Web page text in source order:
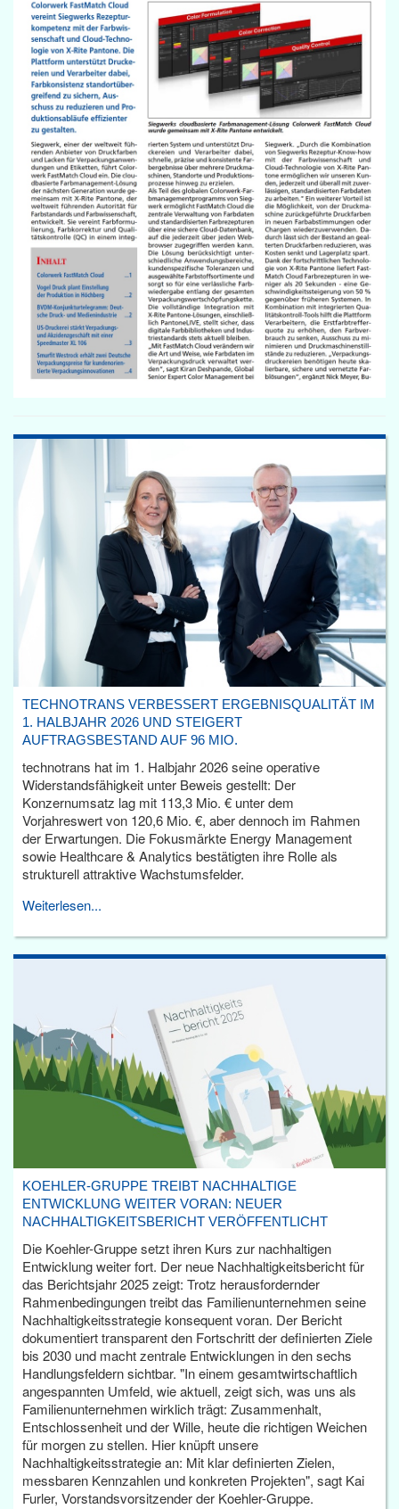
TECHNOTRANS VERBESSERT ERGEBNISQUALITÄT IM
1. HALBJAHR 2026 UND STEIGERT
AUFTRAGSBESTAND AUF 96 MIO.
technotrans hat im 1. Halbjahr 2026 seine operative
Widerstandsfähigkeit unter Beweis gestellt: Der
Konzernumsatz lag mit 113,3 Mio. € unter dem
Vorjahreswert von 120,6 Mio. €, aber dennoch im Rahmen
der Erwartungen. Die Fokusmärkte Energy Management
sowie Healthcare & Analytics bestätigten ihre Rolle als
strukturell attraktive Wachstumsfelder.
Weiterlesen...
KOEHLER-GRUPPE TREIBT NACHHALTIGE
ENTWICKLUNG WEITER VORAN: NEUER
NACHHALTIGKEITSBERICHT VERÖFFENTLICHT
Die Koehler-Gruppe setzt ihren Kurs zur nachhaltigen
Entwicklung weiter fort. Der neue Nachhaltigkeitsbericht für
das Berichtsjahr 2025 zeigt: Trotz herausfordernder
Rahmenbedingungen treibt das Familienunternehmen seine
Nachhaltigkeitsstrategie konsequent voran. Der Bericht
dokumentiert transparent den Fortschritt der definierten Ziele
bis 2030 und macht zentrale Entwicklungen in den sechs
Handlungsfeldern sichtbar. "In einem gesamtwirtschaftlich
angespannten Umfeld, wie aktuell, zeigt sich, was uns als
Familienunternehmen wirklich trägt: Zusammenhalt,
Entschlossenheit und der Wille, heute die richtigen Weichen
für morgen zu stellen. Hier knüpft unsere
Nachhaltigkeitsstrategie an: Mit klar definierten Zielen,
messbaren Kennzahlen und konkreten Projekten", sagt Kai
Furler, Vorstandsvorsitzender der Koehler-Gruppe.